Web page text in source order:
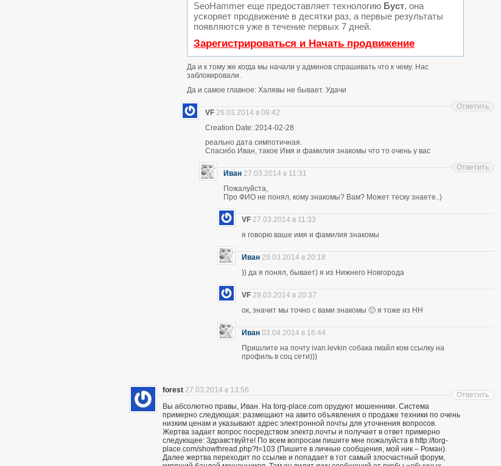
SeoHammer еще предоставляет технологию Буст, она
ускоряет продвижение в десятки раз, а первые результаты
появляются уже в течение первых 7 дней.
Зарегистрироваться и Начать продвижение
Да и к тому же когда мы начали у админов спрашивать что к чему. Нас
заблокировали.
Да и самое главное: Халявы не бывает. Удачи
VF 26.03.2014 в 09:42
Creation Date: 2014-02-28
реально дата симпотичная.
Спасибо Иван, такое Имя и фамилия знакомы что то очень у вас
Ответить
Иван 27.03.2014 в 11:31
Пожалуйста,
Про ФИО не понял, кому знакомы? Вам? Может теску знаете..)
Ответить
VF 27.03.2014 в 11:33
я говорю ваше имя и фамилия знакомы
Иван 29.03.2014 в 20:18
)) да я понял, бывает) я из Нижнего Новгорода
VF 29.03.2014 в 20:37
ок, значит мы точно с вами знакомы 🙂 я тоже из НН
Иван 03.04.2014 в 16:44
Пришлите на почту ivan.levkin собака гмайл ком ссылку на
профиль в соц сети)))
forest 27.03.2014 в 13:56
Вы абсолютно правы, Иван. На torg-place.com орудуют мошенники. Система
примерно следующая: размещают на авито объявления о продаже техники по очень
низким ценам и указывают адрес электронной почты для уточнения вопросов.
Жертва задает вопрос посредством электр.почты и получает в ответ примерно
следующее: Здравствуйте! По всем вопросам пишите мне пожалуйста в http://torg-
place.com/showthread.php?t=103 (Пишите в личные сообщения, мой ник – Роман).
Далее жертва переходит по ссылке и попадает в тот самый злосчастный форум,
Ответить